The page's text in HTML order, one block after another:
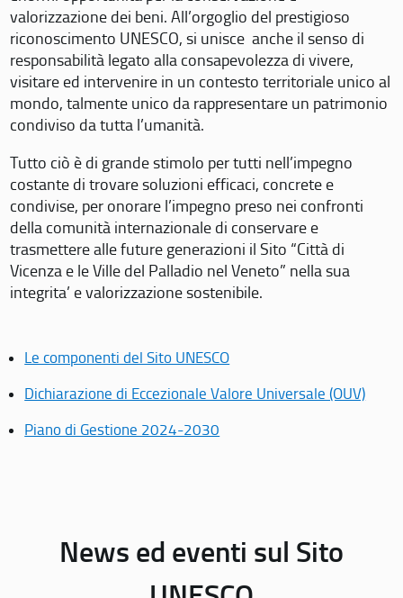
valorizzazione dei beni. All’orgoglio del prestigioso
riconoscimento UNESCO, si unisce anche il senso di
responsabilità legato alla consapevolezza di vivere,
visitare ed intervenire in un contesto territoriale unico al
mondo, talmente unico da rappresentare un patrimonio
condiviso da tutta l’umanità.
Tutto ciò è di grande stimolo per tutti nell’impegno
costante di trovare soluzioni efficaci, concrete e
condivise, per onorare l’impegno preso nei confronti
della comunità internazionale di conservare e
trasmettere alle future generazioni il Sito “Città di
Vicenza e le Ville del Palladio nel Veneto” nella sua
integrita’ e valorizzazione sostenibile.
Le componenti del Sito UNESCO
Dichiarazione di Eccezionale Valore Universale (OUV)
Piano di Gestione 2024-2030
News ed eventi sul Sito